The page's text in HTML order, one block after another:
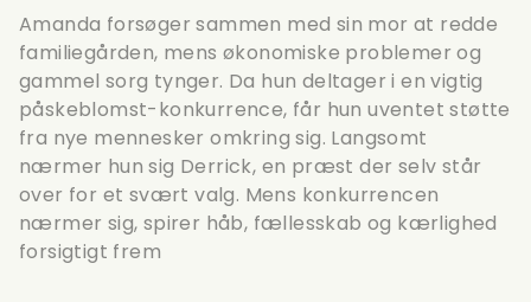
Amanda forsøger sammen med sin mor at redde
familiegården, mens økonomiske problemer og
gammel sorg tynger. Da hun deltager i en vigtig
påskeblomst-konkurrence, får hun uventet støtte
fra nye mennesker omkring sig. Langsomt
nærmer hun sig Derrick, en præst der selv står
over for et svært valg. Mens konkurrencen
nærmer sig, spirer håb, fællesskab og kærlighed
forsigtigt frem